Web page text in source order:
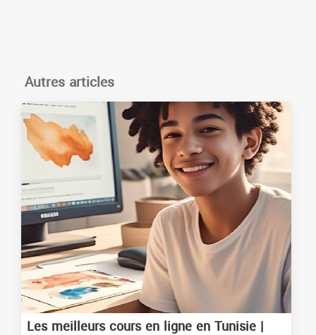
Autres articles
Les meilleurs cours en ligne en Tunisie |